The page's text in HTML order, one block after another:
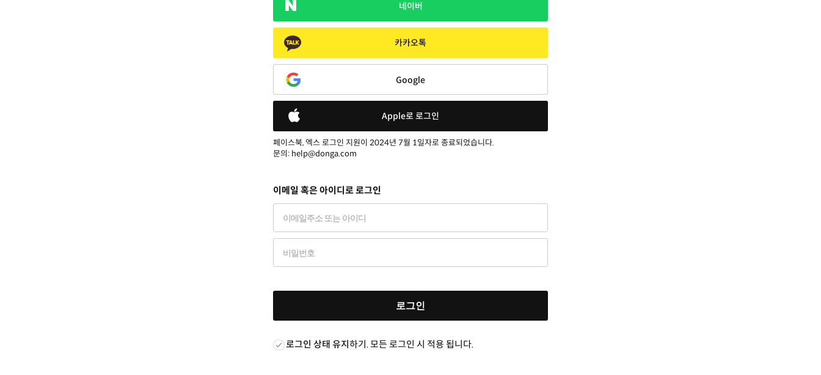
네이버
카카오톡
Google
Apple로 로그인
페이스북, 엑스 로그인 지원이 2024년 7월 1일자로 종료되었습니다.
문의: help@donga.com
이메일 혹은 아이디로 로그인
로그인
로그인 상태 유지하기. 모든 로그인 시 적용 됩니다.